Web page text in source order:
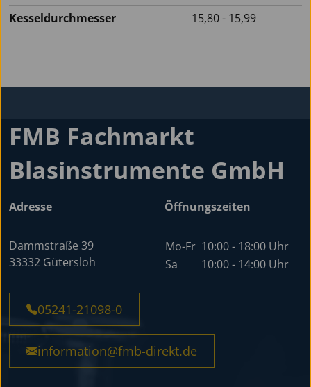
Kesseldurchmesser
15,80 - 15,99
FMB Fachmarkt
Blasinstrumente GmbH
Adresse
Dammstraße 39
33332 Gütersloh
Öffnungszeiten
Mo-Fr 10:00 - 18:00 Uhr
Sa
10:00 - 14:00 Uhr
05241-21098-0
information@fmb-direkt.de